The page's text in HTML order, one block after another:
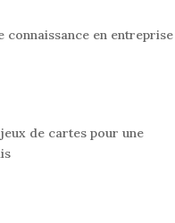
connaissance en entreprise
de cartes pour une